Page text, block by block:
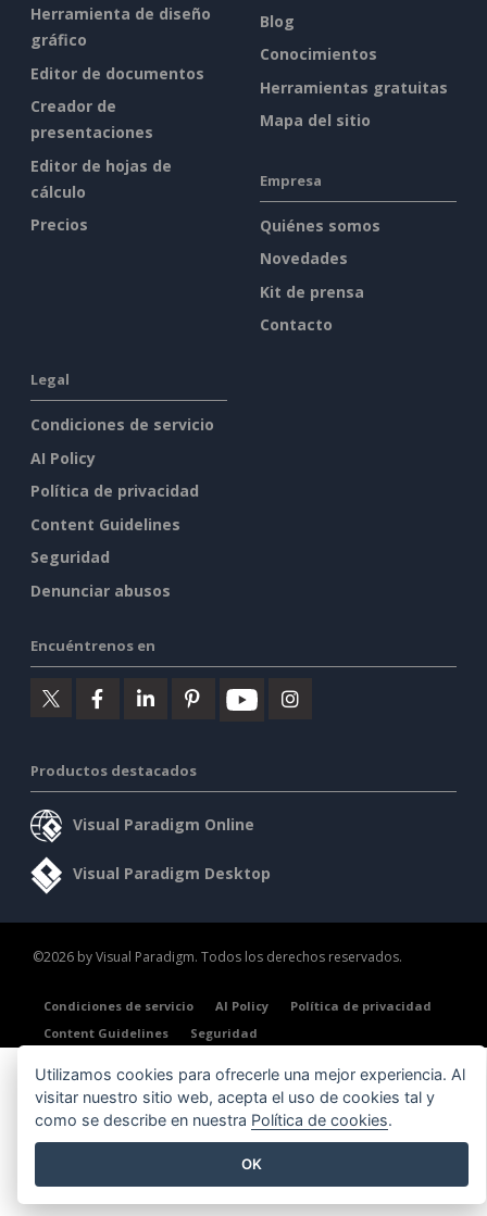
Herramienta de diseño
gráfico
Editor de documentos
Creador de
presentaciones
Editor de hojas de
cálculo
Precios
Blog
Conocimientos
Herramientas gratuitas
Mapa del sitio
Empresa
Quiénes somos
Novedades
Kit de prensa
Contacto
Legal
Condiciones de servicio
AI Policy
Política de privacidad
Content Guidelines
Seguridad
Denunciar abusos
Encuéntrenos en
Productos destacados
Visual Paradigm Online
Visual Paradigm Desktop
©2026 by Visual Paradigm. Todos los derechos reservados.
Condiciones de servicio AI Policy
Política de privacidad
Content Guidelines
Seguridad
Utilizamos cookies para ofrecerle una mejor experiencia. Al
visitar nuestro sitio web, acepta el uso de cookies tal y
como se describe en nuestra Política de cookies.
OK